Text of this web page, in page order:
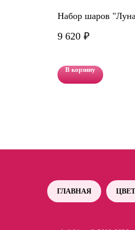
Набор шаров
9 620 ₽
В корзину
ГЛАВНАЯ